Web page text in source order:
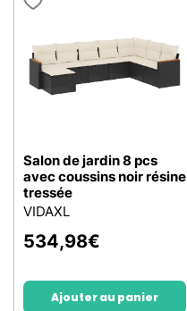
Salon de jardin 8 pcs
avec coussins noir résine
tressée
VIDAXL
534,98€
Ajouter au panier